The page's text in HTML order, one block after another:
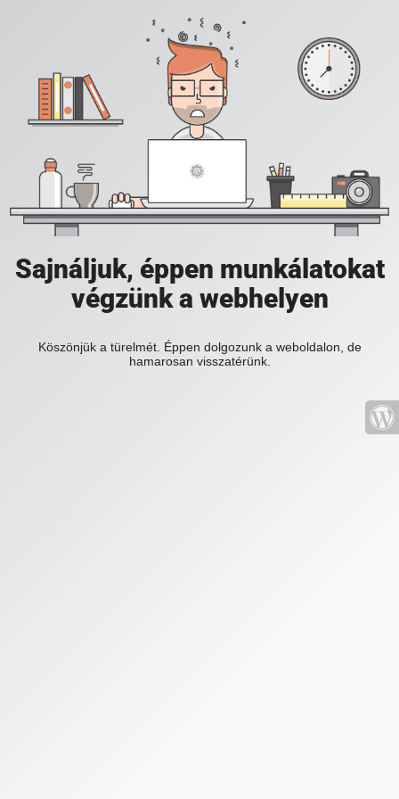
Sajnáljuk, éppen munkálatokat
végzünk a webhelyen
Köszönjük a türelmét. Éppen dolgozunk a weboldalon, de
hamarosan visszatérünk.